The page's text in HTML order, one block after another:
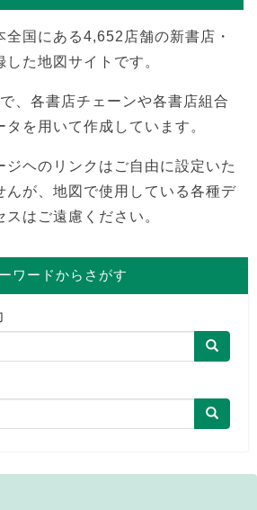
全国にある4,652店舗の新書店・
た地図サイトです。
、各書店チェーンや各書店組合
を用いて作成しています。
ジヘのリンクはご自由に設定いた
んが、地図で使用している各種デ
はご遠慮ください。
ワードからさがす